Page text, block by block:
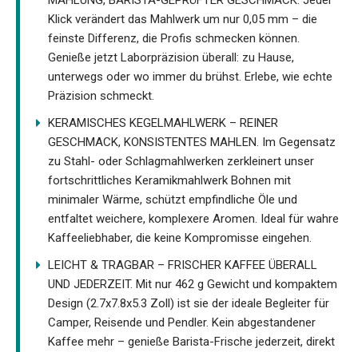
Klick verändert das Mahlwerk um nur 0,05 mm – die
feinste Differenz, die Profis schmecken können.
Genieße jetzt Laborpräzision überall: zu Hause,
unterwegs oder wo immer du brühst. Erlebe, wie echte
Präzision schmeckt.
KERAMISCHES KEGELMAHLWERK – REINER
GESCHMACK, KONSISTENTES MAHLEN. Im Gegensatz
zu Stahl- oder Schlagmahlwerken zerkleinert unser
fortschrittliches Keramikmahlwerk Bohnen mit
minimaler Wärme, schützt empfindliche Öle und
entfaltet weichere, komplexere Aromen. Ideal für wahre
Kaffeeliebhaber, die keine Kompromisse eingehen.
LEICHT & TRAGBAR – FRISCHER KAFFEE ÜBERALL
UND JEDERZEIT. Mit nur 462 g Gewicht und kompaktem
Design (2.7x7.8x5.3 Zoll) ist sie der ideale Begleiter für
Camper, Reisende und Pendler. Kein abgestandener
Kaffee mehr – genieße Barista-Frische jederzeit, direkt